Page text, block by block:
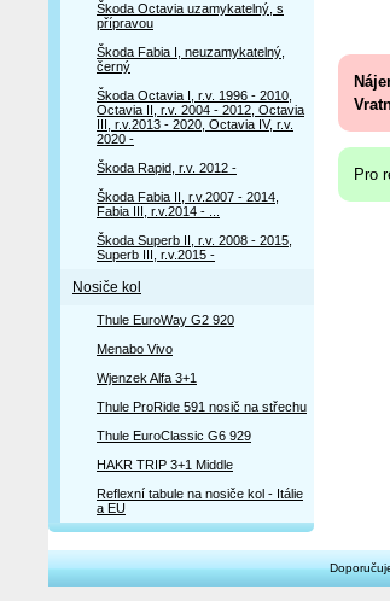
Škoda Octavia uzamykatelný, s
přípravou
Škoda Fabia I, neuzamykatelný,
černý
Škoda Octavia I, r.v. 1996 - 2010,
Octavia II, r.v. 2004 - 2012, Octavia
III, r.v.2013 - 2020, Octavia IV, r.v.
2020 -
Škoda Rapid, r.v. 2012 -
Škoda Fabia II, r.v.2007 - 2014,
Fabia III, r.v.2014 - ...
Škoda Superb II, r.v. 2008 - 2015,
Superb III, r.v.2015 -
Nosiče kol
Thule EuroWay G2 920
Menabo Vivo
Wjenzek Alfa 3+1
Thule ProRide 591 nosič na střechu
Thule EuroClassic G6 929
HAKR TRIP 3+1 Middle
Reflexní tabule na nosiče kol - Itálie
a EU
Pro